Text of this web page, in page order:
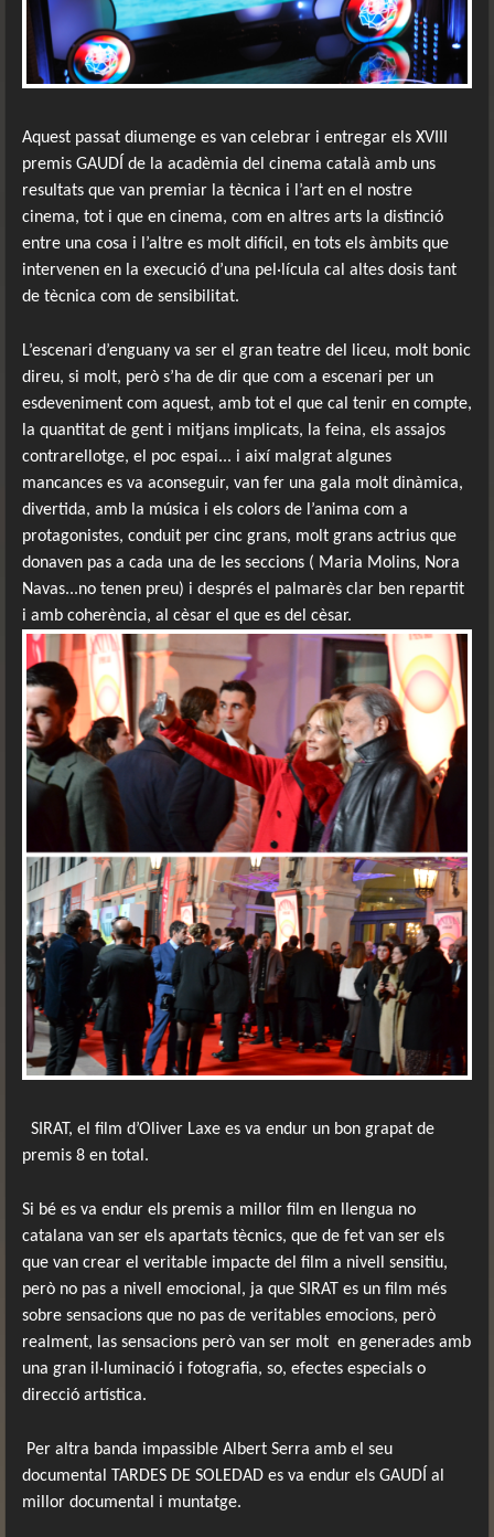
Aquest passat diumenge es van celebrar i entregar els XVIII
premis GAUDÍ de la acadèmia del cinema català amb uns
resultats que van premiar la tècnica i l’art en el nostre
cinema, tot i que en cinema, com en altres arts la distinció
entre una cosa i l’altre es molt difícil, en tots els àmbits que
intervenen en la execució d’una pel·lícula cal altes dosis tant
de tècnica com de sensibilitat.
L’escenari d’enguany va ser el gran teatre del liceu, molt bonic
direu, si molt, però s’ha de dir que com a escenari per un
esdeveniment com aquest, amb tot el que cal tenir en compte,
la quantitat de gent i mitjans implicats, la feina, els assajos
contrarellotge, el poc espai... i així malgrat algunes
mancances es va aconseguir, van fer una gala molt dinàmica,
divertida, amb la música i els colors de l’anima com a
protagonistes, conduit per cinc grans, molt grans actrius que
donaven pas a cada una de les seccions ( Maria Molins, Nora
Navas...no tenen preu) i després el palmarès clar ben repartit
i amb coherència, al cèsar el que es del cèsar.
SIRAT, el film d’Oliver Laxe es va endur un bon grapat de
premis 8 en total.
Si bé es va endur els premis a millor film en llengua no
catalana van ser els apartats tècnics, que de fet van ser els
que van crear el veritable impacte del film a nivell sensitiu,
però no pas a nivell emocional, ja que SIRAT es un film més
sobre sensacions que no pas de veritables emocions, però
realment, las sensacions però van ser molt en generades amb
una gran il·luminació i fotografia, so, efectes especials o
direcció artística.
Per altra banda impassible Albert Serra amb el seu
documental TARDES DE SOLEDAD es va endur els GAUDÍ al
millor documental i muntatge.